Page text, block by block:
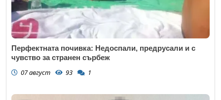
Перфектната почивка: Недоспали, предрусали и с
чувство за странен сърбеж
07 август 93 1